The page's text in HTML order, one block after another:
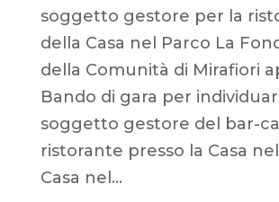
soggetto gestore per la
della Casa nel Parco La
della Comunità di Mirafiori
Bando di gara per
soggetto gestore del bar-
ristorante presso la Casa
Casa nel...